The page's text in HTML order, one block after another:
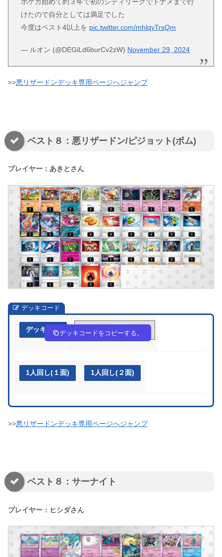
ポケカ始めて約３年で初のシティリーグでトナメまで行
けたので自分としては満足でした
今度はベスト4以上を pic.twitter.com/mhlqyTrsQm
— ルオン (@DEGiLd6burCv2zW) November 29, 2024
>>悪リザードンデッキ専用ページへジャンプ
ベスト８：悪リザードン/ピジョット(ボム)
プレイヤー：あきとさん
デッキコード
デッキ作成 MyXMyU-FuBt6O-yyyXS2
デッキコードをコピーする。
1人回し(１面) 1人回し(２面)
>>悪リザードンデッキ専用ページへジャンプ
ベスト８：サーナイト
プレイヤー：ヒシダさん